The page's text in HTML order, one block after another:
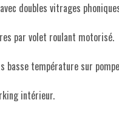
doubles vitrages
par volet roulant motorisé.
basse température sur
intérieur.